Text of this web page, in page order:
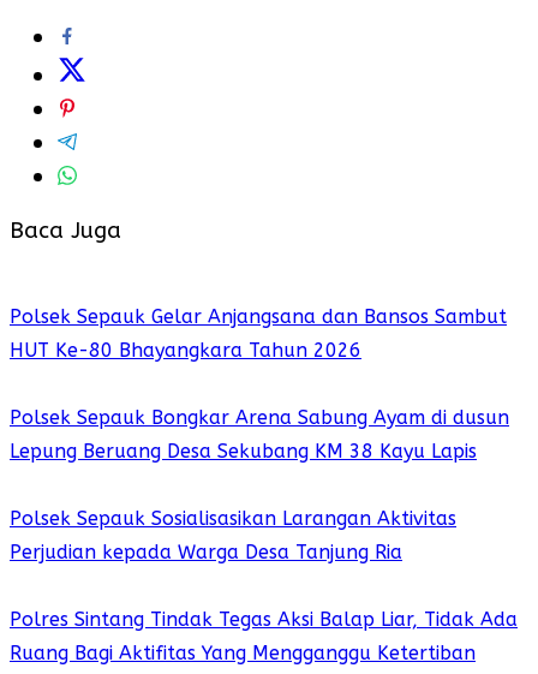
Baca Juga
Polsek Sepauk Gelar Anjangsana dan Bansos Sambut
HUT Ke-80 Bhayangkara Tahun 2026
Polsek Sepauk Bongkar Arena Sabung Ayam di dusun
Lepung Beruang Desa Sekubang KM 38 Kayu Lapis
Polsek Sepauk Sosialisasikan Larangan Aktivitas
Perjudian kepada Warga Desa Tanjung Ria
Polres Sintang Tindak Tegas Aksi Balap Liar, Tidak Ada
Ruang Bagi Aktifitas Yang Mengganggu Ketertiban